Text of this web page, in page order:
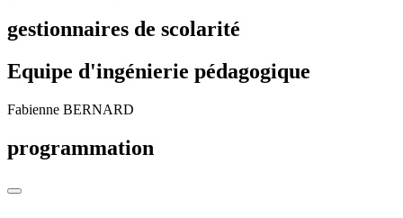
gestionnaires de scolarité
Equipe d'ingénierie pédagogique
Fabienne BERNARD
programmation